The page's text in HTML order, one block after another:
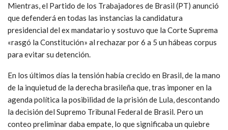
Mientras, el Partido de los Trabajadores de Brasil (PT) anunció
que defenderá en todas las instancias la candidatura
presidencial del ex mandatario y sostuvo que la Corte Suprema
«rasgó la Constitución» al rechazar por 6 a 5 un hábeas corpus
para evitar su detención.
En los últimos días la tensión había crecido en Brasil, de la mano
de la inquietud de la derecha brasileña que, tras imponer en la
agenda política la posibilidad de la prisión de Lula, descontando
la decisión del Supremo Tribunal Federal de Brasil. Pero un
conteo preliminar daba empate, lo que significaba un quiebre